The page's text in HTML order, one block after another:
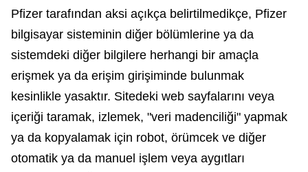
Pfizer tarafından aksi açıkça belirtilmedikçe, Pfizer
bilgisayar sisteminin diğer bölümlerine ya da
sistemdeki diğer bilgilere herhangi bir amaçla
erişmek ya da erişim girişiminde bulunmak
kesinlikle yasaktır. Sitedeki web sayfalarını veya
içeriği taramak, izlemek, "veri madenciliği" yapmak
ya da kopyalamak için robot, örümcek ve diğer
otomatik ya da manuel işlem veya aygıtları